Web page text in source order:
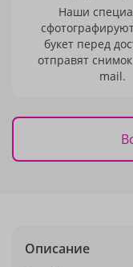
Наши
букет перед
отправят
mail.
Описание